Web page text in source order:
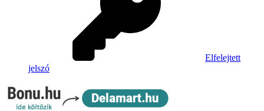
Elfelejtett
jelszó